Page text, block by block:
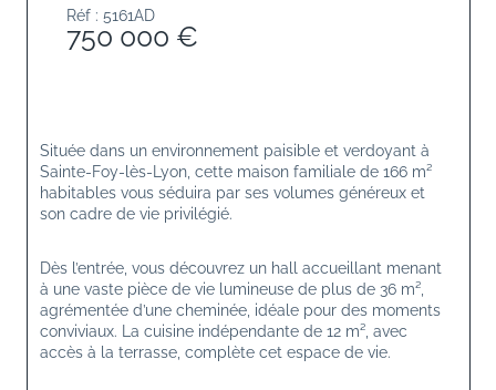
Réf : 5161AD
750 000 €
Située dans un environnement paisible et verdoyant à
Sainte-Foy-lès-Lyon, cette maison familiale de 166 m²
habitables vous séduira par ses volumes généreux et
son cadre de vie privilégié.
Dès l’entrée, vous découvrez un hall accueillant menant
à une vaste pièce de vie lumineuse de plus de 36 m²,
agrémentée d’une cheminée, idéale pour des moments
conviviaux. La cuisine indépendante de 12 m², avec
accès à la terrasse, complète cet espace de vie.